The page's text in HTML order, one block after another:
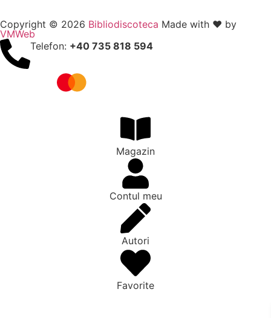
Copyright © 2026 Bibliodiscoteca Made with ❤️ by
VMWeb
Telefon: +40 735 818 594
Magazin
Contul meu
Autori
Favorite